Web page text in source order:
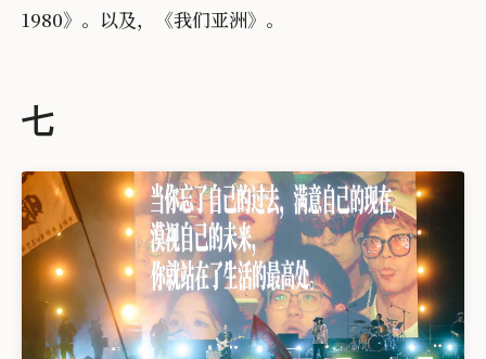
1980》。以及，《我们亚洲》。
七